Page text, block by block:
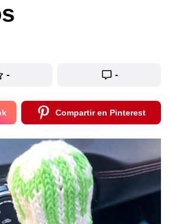
- -
Compartir en Pinterest